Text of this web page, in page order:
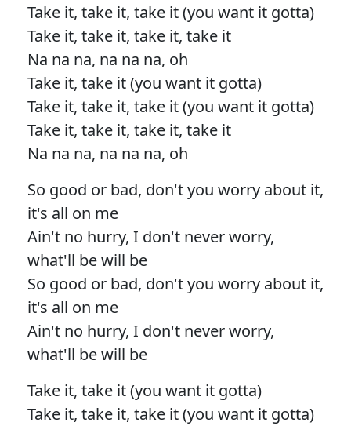
Take it, take it, take it (you want it gotta)
Take it, take it, take it, take it
Na na na, na na na, oh
Take it, take it (you want it gotta)
Take it, take it, take it (you want it gotta)
Take it, take it, take it, take it
Na na na, na na na, oh
So good or bad, don't you worry about it,
it's all on me
Ain't no hurry, I don't never worry,
what'll be will be
So good or bad, don't you worry about it,
it's all on me
Ain't no hurry, I don't never worry,
what'll be will be
Take it, take it (you want it gotta)
Take it, take it, take it (you want it gotta)